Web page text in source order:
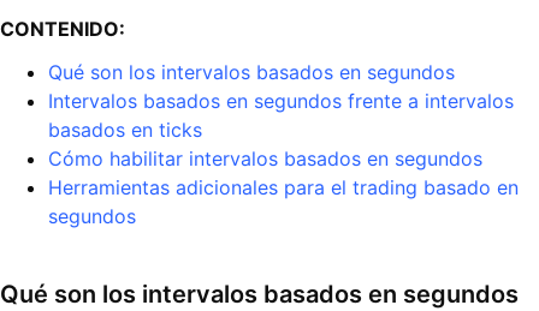
CONTENIDO:
Qué son los intervalos basados en segundos
Intervalos basados en segundos frente a intervalos
basados en ticks
Cómo habilitar intervalos basados en segundos
Herramientas adicionales para el trading basado en
segundos
Qué son los intervalos basados en segundos